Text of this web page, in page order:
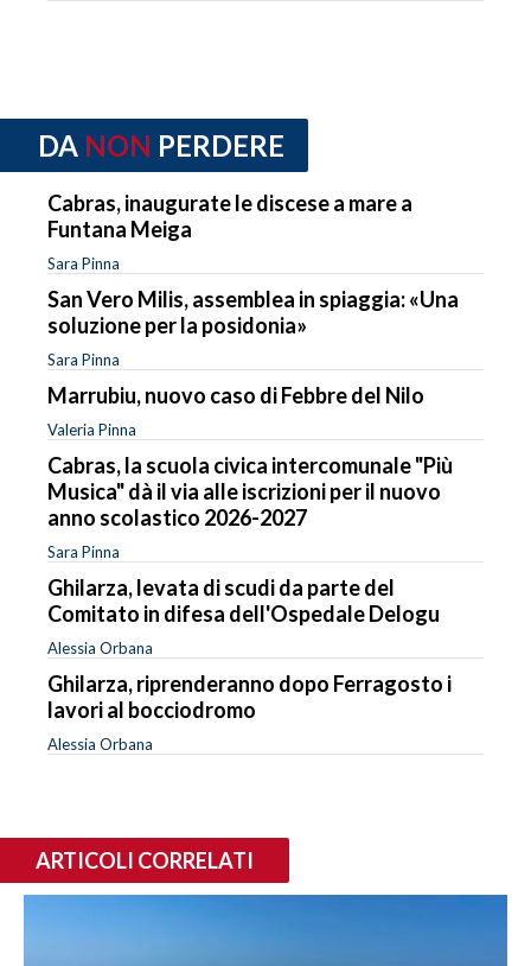
DA NON PERDERE
Cabras, inaugurate le discese a mare a
Funtana Meiga
Sara Pinna
San Vero Milis, assemblea in spiaggia: «Una
soluzione per la posidonia»
Sara Pinna
Marrubiu, nuovo caso di Febbre del Nilo
Valeria Pinna
Cabras, la scuola civica intercomunale "Più
Musica" dà il via alle iscrizioni per il nuovo
anno scolastico 2026-2027
Sara Pinna
Ghilarza, levata di scudi da parte del
Comitato in difesa dell'Ospedale Delogu
Alessia Orbana
Ghilarza, riprenderanno dopo Ferragosto i
lavori al bocciodromo
Alessia Orbana
ARTICOLI CORRELATI